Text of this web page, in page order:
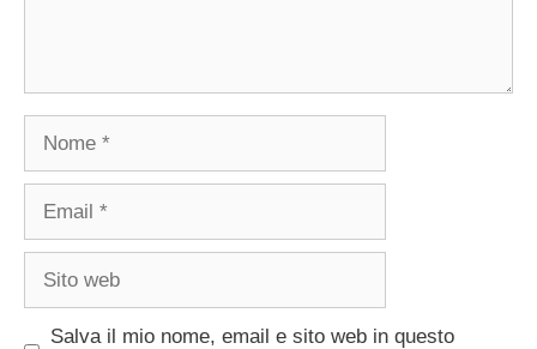
Salva il mio nome, email e sito web in questo